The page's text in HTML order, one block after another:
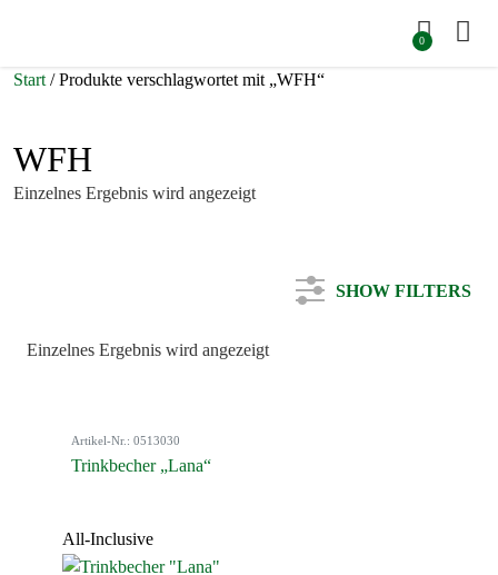
0
Start / Produkte verschlagwortet mit „WFH“
WFH
Einzelnes Ergebnis wird angezeigt
SHOW FILTERS
Farbe
Einzelnes Ergebnis wird angezeigt
Artikel-Nr.: 0513030
Trinkbecher „Lana“
All-Inclusive